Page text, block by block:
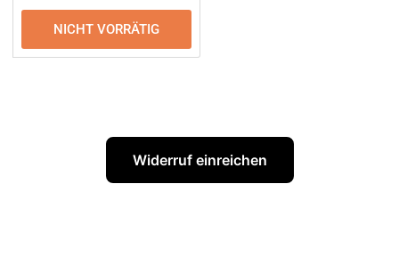
Preis
NICHT VORRÄTIG
Widerruf einreichen